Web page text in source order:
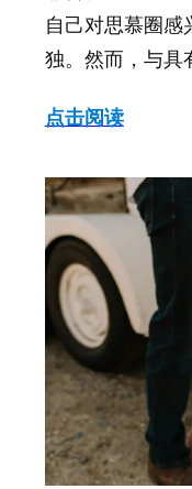
自己对思慕圈感
独。然而，与
点击阅读